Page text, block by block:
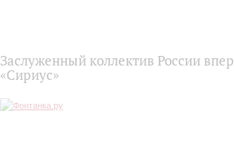
Заслуженный коллектив России
«Сириус»